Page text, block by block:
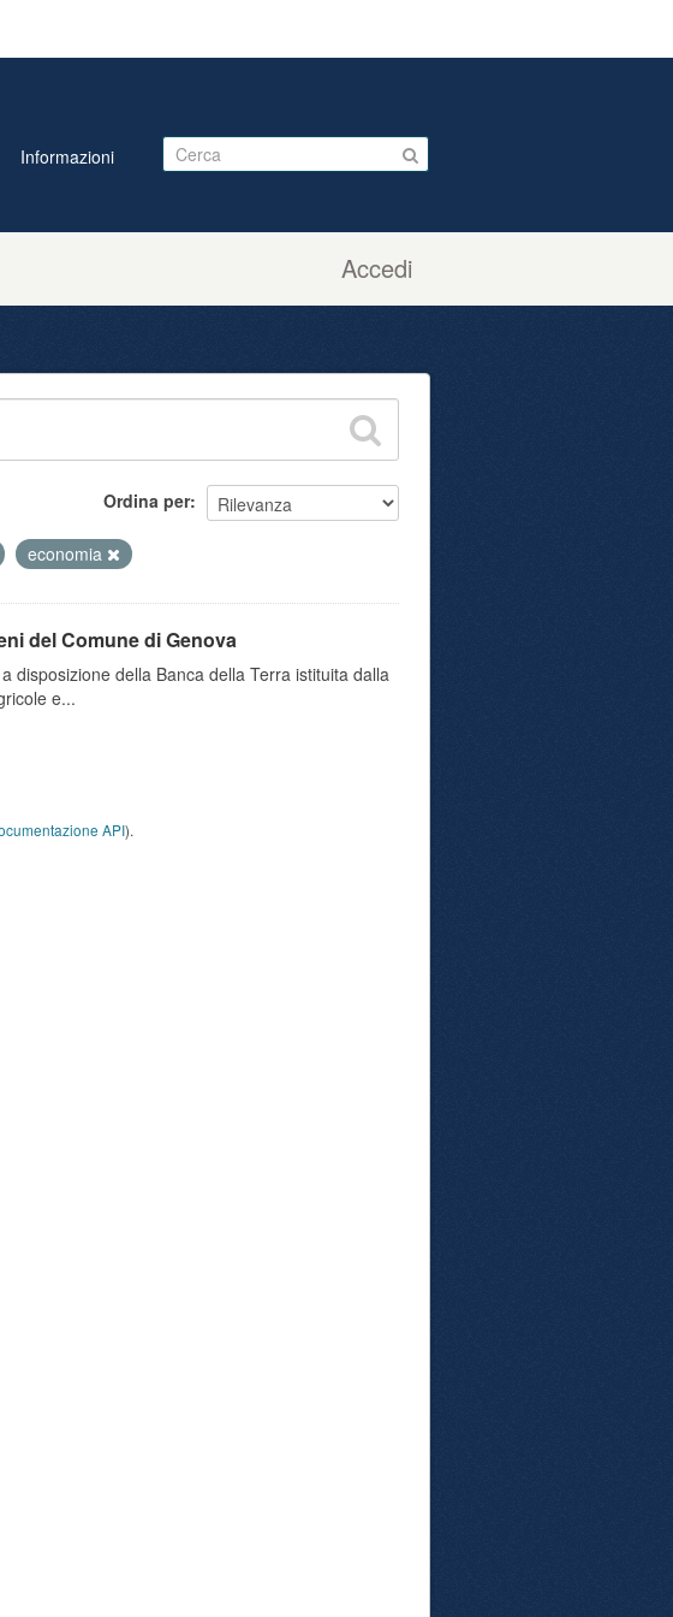
Accedi
Informazioni
Ordina per
economia
del Comune di Genova
disposizione della Banca della Terra istituita dalla
e...
API).